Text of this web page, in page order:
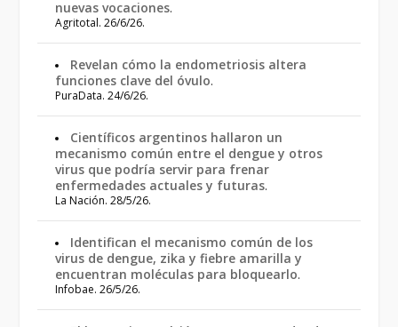
nuevas vocaciones.
Agritotal. 26/6/26.
Revelan cómo la endometriosis altera
funciones clave del óvulo.
PuraData. 24/6/26.
Científicos argentinos hallaron un
mecanismo común entre el dengue y otros
virus que podría servir para frenar
enfermedades actuales y futuras.
La Nación. 28/5/26.
Identifican el mecanismo común de los
virus de dengue, zika y fiebre amarilla y
encuentran moléculas para bloquearlo.
Infobae. 26/5/26.